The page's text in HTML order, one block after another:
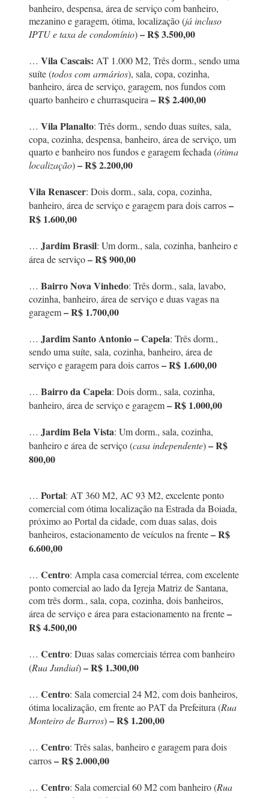
banheiro, despensa, área de serviço com banheiro,
mezanino e garagem, ótima, localização (já incluso
IPTU e taxa de condomínio)– R$ 3.500,00
… Vila Cascais: AT 1.000 M2, Três dorm., sendo uma
suíte (todos com armários), sala, copa, cozinha,
banheiro, área de serviço, garagem, nos fundos com
quarto banheiro e churrasqueira – R$ 2.400,00
… Vila Planalto: Três dorm., sendo duas suítes, sala,
copa, cozinha, despensa, banheiro, área de serviço, um
quarto e banheiro nos fundos e garagem fechada (ótima
localização)– R$ 2.200,00
Vila Renascer: Dois dorm., sala, copa, cozinha,
banheiro, área de serviço e garagem para dois carros–
R$ 1.600,00
… Jardim Brasil: Um dorm., sala, cozinha, banheiro e
área de serviço– R$ 900,00
… Bairro Nova Vinhedo: Três dorm., sala, lavabo,
cozinha, banheiro, área de serviço e duas vagas na
garagem– R$ 1.700,00
… Jardim Santo Antonio – Capela: Três dorm.,
sendo uma suíte, sala, cozinha, banheiro, área de
serviço e garagem para dois carros– R$ 1.600,00
… Bairro da Capela: Dois dorm., sala, cozinha,
banheiro, área de serviço e garagem– R$ 1.000,00
… Jardim Bela Vista: Um dorm., sala, cozinha,
banheiro e área de serviço (casa independente)– R$
800,00
… Portal: AT 360 M2, AC 93 M2, excelente ponto
comercial com ótima localização na Estrada da Boiada,
próximo ao Portal da cidade, com duas salas, dois
banheiros, estacionamento de veículos na frente– R$
6.600,00
… Centro: Ampla casa comercial térrea, com excelente
ponto comercial ao lado da Igreja Matriz de Santana,
com três dorm., sala, copa, cozinha, dois banheiros,
área de serviço e área para estacionamento na frente–
R$ 4.500,00
… Centro: Duas salas comerciais térrea com banheiro
(Rua Jundiaí)– R$ 1.300,00
… Centro: Sala comercial 24 M2, com dois banheiros,
ótima localização, em frente ao PAT da Prefeitura (Rua
Monteiro de Barros)– R$ 1.200,00
… Centro: Três salas, banheiro e garagem para dois
carros– R$ 2.000,00
… Centro: Sala comercial 60 M2 com banheiro (Rua